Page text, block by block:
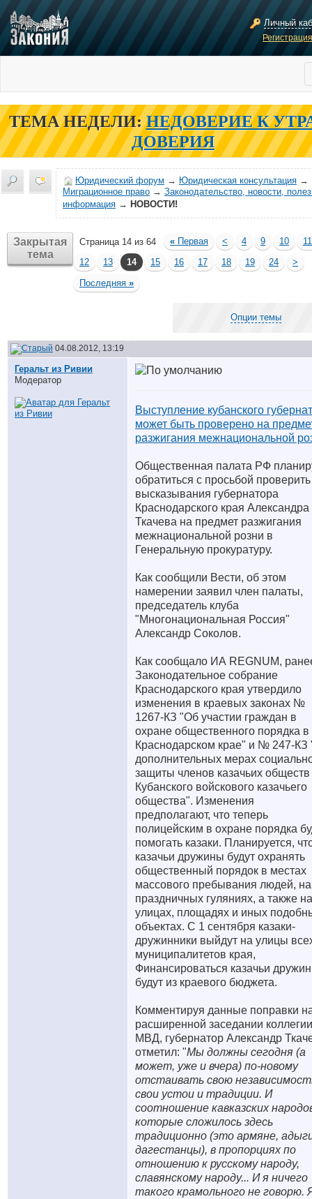
Личный
ТЕМА НЕДЕЛИ: НЕДОВЕРИЕ К
ДОВЕРИЯ
Юридический форум → Юридическая консультация →
Миграционное право → Законодательство, новости,
информация → НОВОСТИ!
Закрытая
тема
Страница 14 из 64 « Первая < 4 9 10
11
12
13 14 15 16 17 18 19 24
>
Последняя »
Опции темы
04.08.2012, 13:19
Геральт из Ривии
Модератор
Выступление кубанского
может быть проверено на
разжигания межнациональной
Общественная палата РФ
обратиться с просьбой проверить
высказывания губернатора
Краснодарского края Александра
Ткачева на предмет разжигания
межнациональной розни в
Генеральную прокуратуру.
Как сообщили Вести, об этом
намерении заявил член палаты,
председатель клуба
"Многонациональная Россия"
Александр Соколов.
Как сообщало ИА REGNUM,
Законодательное собрание
Краснодарского края утвердило
изменения в краевых законах №
1267-КЗ "Об участии граждан в
охране общественного порядка в
Краснодарском крае" и № 247-КЗ
дополнительных мерах
защиты членов казачьих обществ
Кубанского войскового казачьего
общества". Изменения
предполагают, что теперь
полицейским в охране порядка
помогать казаки. Планируется,
казачьи дружины будут охранять
общественный порядок в местах
массового пребывания людей, на
праздничных гуляниях, а также на
улицах, площадях и иных
объектах. С 1 сентября казаки-
дружинники выйдут на улицы
муниципалитетов края,
Финансироваться казачьи
будут из краевого бюджета.
Комментируя данные поправки
расширенной заседании
МВД, губернатор Александр
отметил: "Мы должны сегодня (а
может, уже и вчера) по-новому
отстаивать свою
свои устои и традиции. И
соотношение кавказских
которые сложилось здесь
традиционно (это армяне,
дагестанцы), в пропорциях по
отношению к русскому народу,
славянскому народу... И я ничего
такого крамольного не говорю.